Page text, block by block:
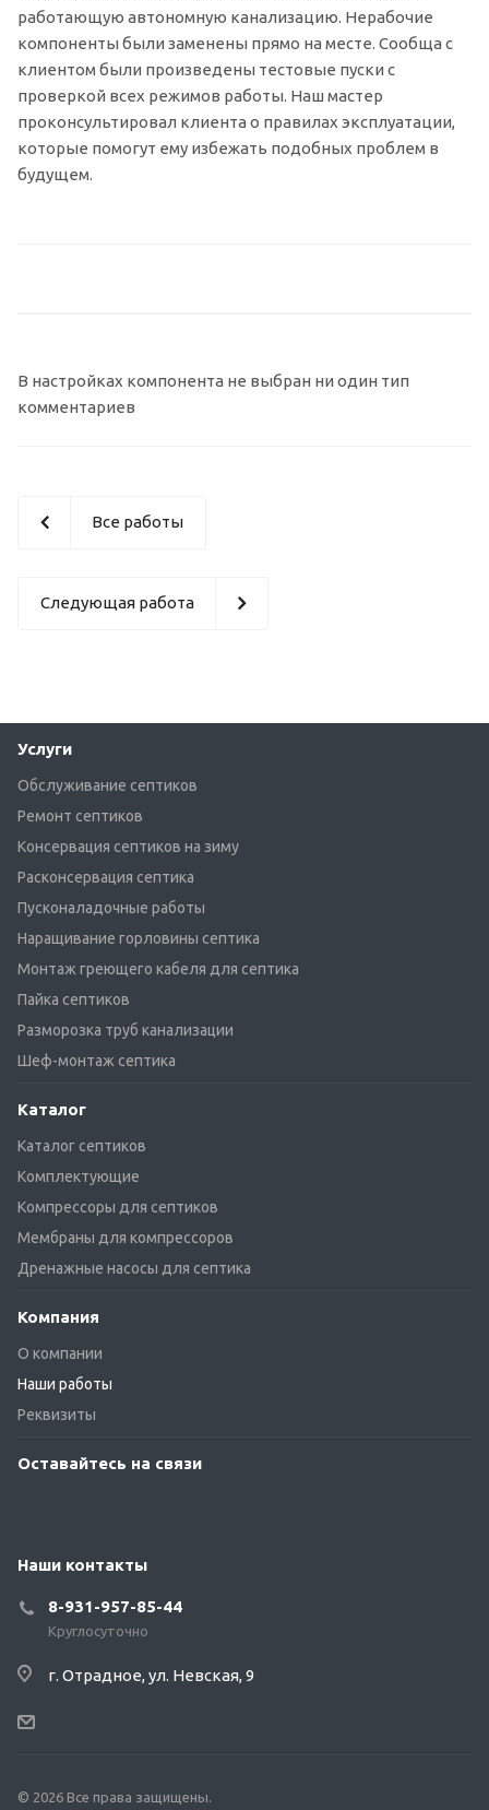
работающую автономную канализацию. Нерабочие
компоненты были заменены прямо на месте. Сообща с
клиентом были произведены тестовые пуски с
проверкой всех режимов работы. Наш мастер
проконсультировал клиента о правилах эксплуатации,
которые помогут ему избежать подобных проблем в
будущем.
В настройках компонента не выбран ни один тип
комментариев
Все работы
Следующая работа
Услуги
Обслуживание септиков
Ремонт септиков
Консервация септиков на зиму
Расконсервация септика
Пусконаладочные работы
Наращивание горловины септика
Монтаж греющего кабеля для септика
Пайка септиков
Разморозка труб канализации
Шеф-монтаж септика
Каталог
Каталог септиков
Комплектующие
Компрессоры для септиков
Мембраны для компрессоров
Дренажные насосы для септика
Компания
О компании
Наши работы
Реквизиты
Оставайтесь на связи
Наши контакты
8-931-957-85-44
Круглосуточно
г. Отрадное, ул. Невская, 9
© 2026 Все права защищены.